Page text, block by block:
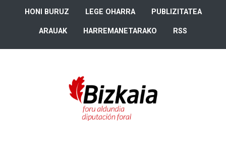
HONI BURUZ LEGE OHARRA PUBLIZITATEA
ARAUAK HARREMANETARAKO RSS